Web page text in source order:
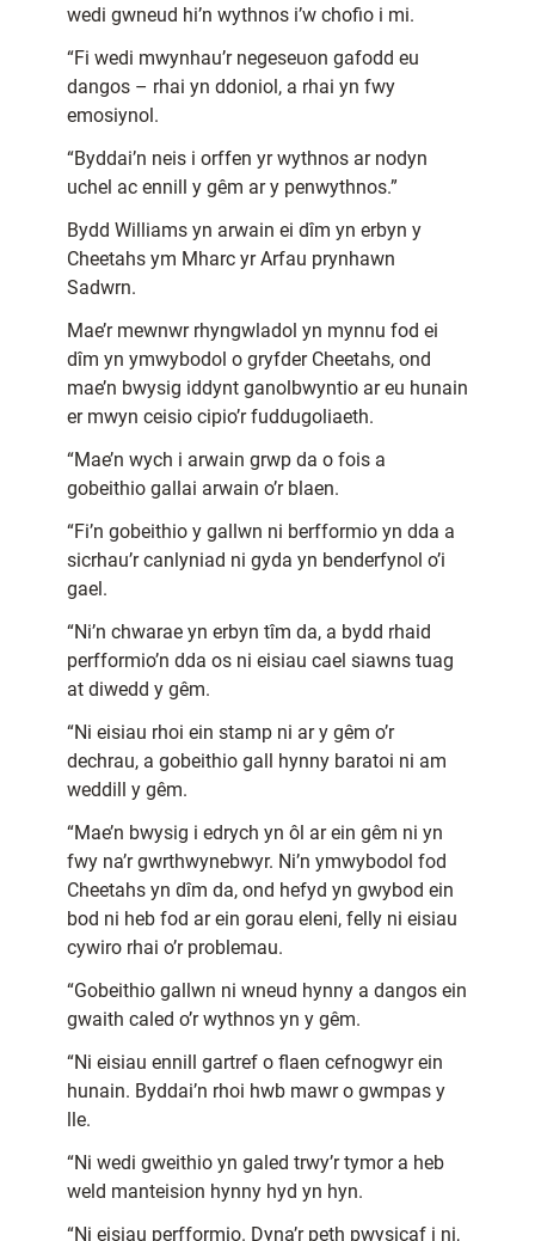
wedi gwneud hi’n wythnos i’w chofio i mi.
“Fi wedi mwynhau’r negeseuon gafodd eu
dangos – rhai yn ddoniol, a rhai yn fwy
emosiynol.
“Byddai’n neis i orffen yr wythnos ar nodyn
uchel ac ennill y gêm ar y penwythnos.”
Bydd Williams yn arwain ei dîm yn erbyn y
Cheetahs ym Mharc yr Arfau prynhawn
Sadwrn.
Mae’r mewnwr rhyngwladol yn mynnu fod ei
dîm yn ymwybodol o gryfder Cheetahs, ond
mae’n bwysig iddynt ganolbwyntio ar eu hunain
er mwyn ceisio cipio’r fuddugoliaeth.
“Mae’n wych i arwain grwp da o fois a
gobeithio gallai arwain o’r blaen.
“Fi’n gobeithio y gallwn ni berfformio yn dda a
sicrhau’r canlyniad ni gyda yn benderfynol o’i
gael.
“Ni’n chwarae yn erbyn tîm da, a bydd rhaid
perfformio’n dda os ni eisiau cael siawns tuag
at diwedd y gêm.
“Ni eisiau rhoi ein stamp ni ar y gêm o’r
dechrau, a gobeithio gall hynny baratoi ni am
weddill y gêm.
“Mae’n bwysig i edrych yn ôl ar ein gêm ni yn
fwy na’r gwrthwynebwyr. Ni’n ymwybodol fod
Cheetahs yn dîm da, ond hefyd yn gwybod ein
bod ni heb fod ar ein gorau eleni, felly ni eisiau
cywiro rhai o’r problemau.
“Gobeithio gallwn ni wneud hynny a dangos ein
gwaith caled o’r wythnos yn y gêm.
“Ni eisiau ennill gartref o flaen cefnogwyr ein
hunain. Byddai’n rhoi hwb mawr o gwmpas y
lle.
“Ni wedi gweithio yn galed trwy’r tymor a heb
weld manteision hynny hyd yn hyn.
“Ni eisiau perfformio. Dyna’r peth pwysicaf i ni,